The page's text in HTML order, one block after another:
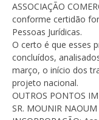
ASSOCIAÇÃO
conforme certidão
Pessoas Jurídicas.
O certo é que esses
concluídos,
março, o início dos
projeto nacional.
OUTROS PONTOS
SR. MOUNIR NAOUM